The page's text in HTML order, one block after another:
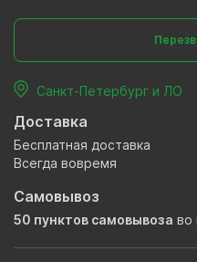
Санкт-Петербург и ЛО
Доставка
Бесплатная доставка
Всегда вовремя
Самовывоз
50 пунктов самовывоза во